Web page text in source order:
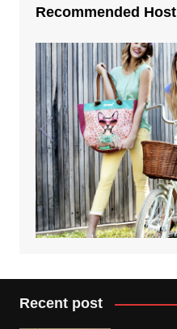
Recommended Host
Recent post